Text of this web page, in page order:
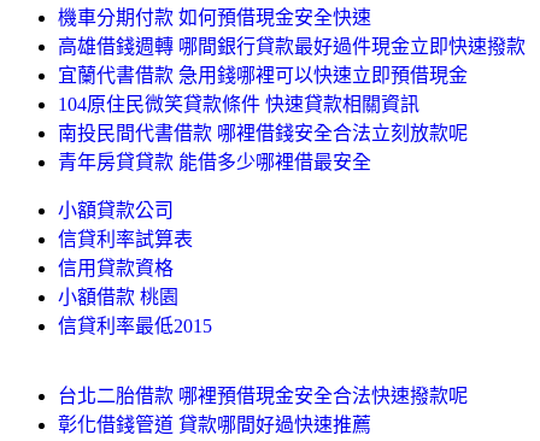
機車分期付款 如何預借現金安全快速
高雄借錢週轉 哪間銀行貸款最好過件現金立即快速撥款
宜蘭代書借款 急用錢哪裡可以快速立即預借現金
104原住民微笑貸款條件 快速貸款相關資訊
南投民間代書借款 哪裡借錢安全合法立刻放款呢
青年房貸貸款 能借多少哪裡借最安全
小額貸款公司
信貸利率試算表
信用貸款資格
小額借款 桃園
信貸利率最低2015
台北二胎借款 哪裡預借現金安全合法快速撥款呢
彰化借錢管道 貸款哪間好過快速推薦